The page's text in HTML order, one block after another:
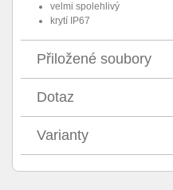
velmi spolehlivý
krytí IP67
Přiložené soubory
Dotaz
Varianty